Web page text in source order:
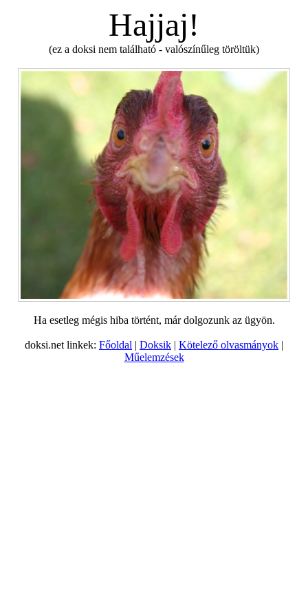
Hajjaj!
(ez a doksi nem található - valószínűleg töröltük)
Ha esetleg mégis hiba történt, már dolgozunk az ügyön.
doksi.net linkek: Főoldal | Doksik | Kötelező olvasmányok |
Műelemzések